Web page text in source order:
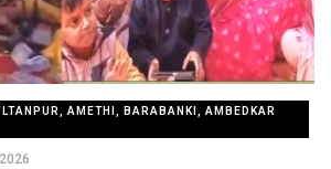
AMETHI, BARABANKI, AMBEDKAR